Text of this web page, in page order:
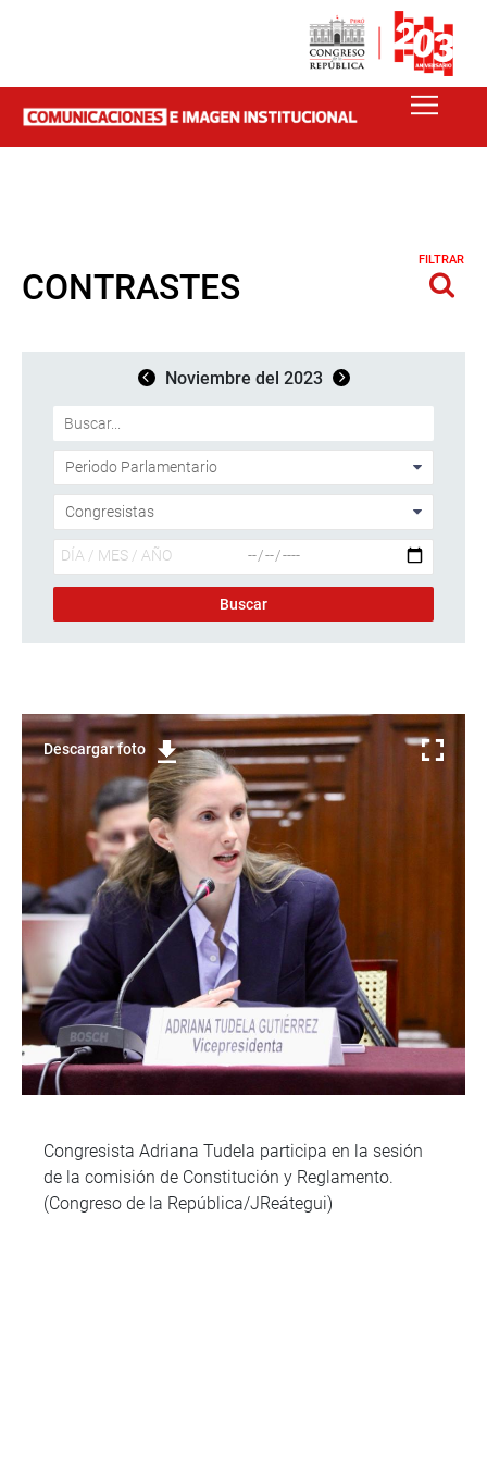
CONTRASTES
FILTRAR
Noviembre del 2023
Descargar foto
Congresista Adriana Tudela participa en la sesión
de la comisión de Constitución y Reglamento.
(Congreso de la República/JReátegui)